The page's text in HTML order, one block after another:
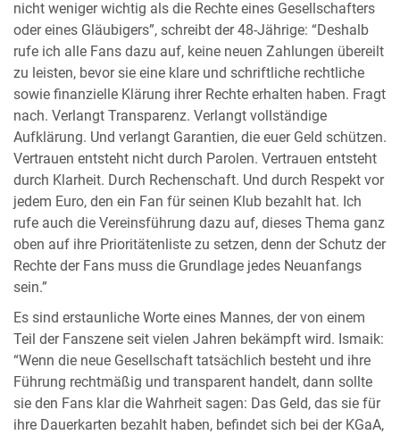
nicht weniger wichtig als die Rechte eines Gesellschafters
oder eines Gläubigers”, schreibt der 48-Jährige: “Deshalb
rufe ich alle Fans dazu auf, keine neuen Zahlungen übereilt
zu leisten, bevor sie eine klare und schriftliche rechtliche
sowie finanzielle Klärung ihrer Rechte erhalten haben. Fragt
nach. Verlangt Transparenz. Verlangt vollständige
Aufklärung. Und verlangt Garantien, die euer Geld schützen.
Vertrauen entsteht nicht durch Parolen. Vertrauen entsteht
durch Klarheit. Durch Rechenschaft. Und durch Respekt vor
jedem Euro, den ein Fan für seinen Klub bezahlt hat. Ich
rufe auch die Vereinsführung dazu auf, dieses Thema ganz
oben auf ihre Prioritätenliste zu setzen, denn der Schutz der
Rechte der Fans muss die Grundlage jedes Neuanfangs
sein.”
Es sind erstaunliche Worte eines Mannes, der von einem
Teil der Fanszene seit vielen Jahren bekämpft wird. Ismaik:
“Wenn die neue Gesellschaft tatsächlich besteht und ihre
Führung rechtmäßig und transparent handelt, dann sollte
sie den Fans klar die Wahrheit sagen: Das Geld, das sie für
ihre Dauerkarten bezahlt haben, befindet sich bei der KGaA,